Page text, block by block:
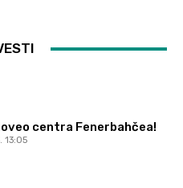
centra Fenerbahčea!
13:05